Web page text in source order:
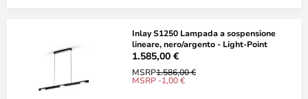
Inlay S1250 Lampada a sospensione
lineare, nero/argento - Light-Point
1.585,00 €
MSRP1.586,00 €
MSRP -1,00 €